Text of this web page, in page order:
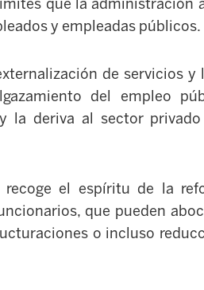
que la administración
y empleadas públicos.
de servicios y
del empleo
la deriva al sector
el espíritu de la
que pueden
o incluso